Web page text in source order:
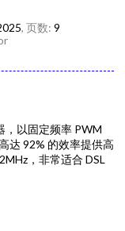
, 页数: 9
，以固定频率 PWM
达 92% 的效率提供高
，非常适合 DSL